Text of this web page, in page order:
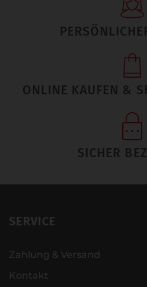
ONLINE KAUFEN &
SICHER
SERVICE
Zahlung & Versand
Kontakt